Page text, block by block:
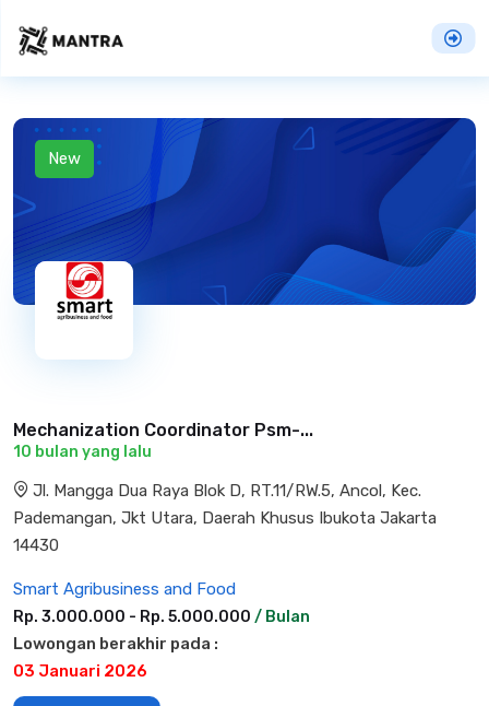
New
Mechanization Coordinator Psm-...
10 bulan yang lalu
Jl. Mangga Dua Raya Blok D, RT.11/RW.5, Ancol, Kec.
Pademangan, Jkt Utara, Daerah Khusus Ibukota Jakarta
14430
Smart Agribusiness and Food
Rp. 3.000.000 - Rp. 5.000.000 / Bulan
Lowongan berakhir pada :
03 Januari 2026